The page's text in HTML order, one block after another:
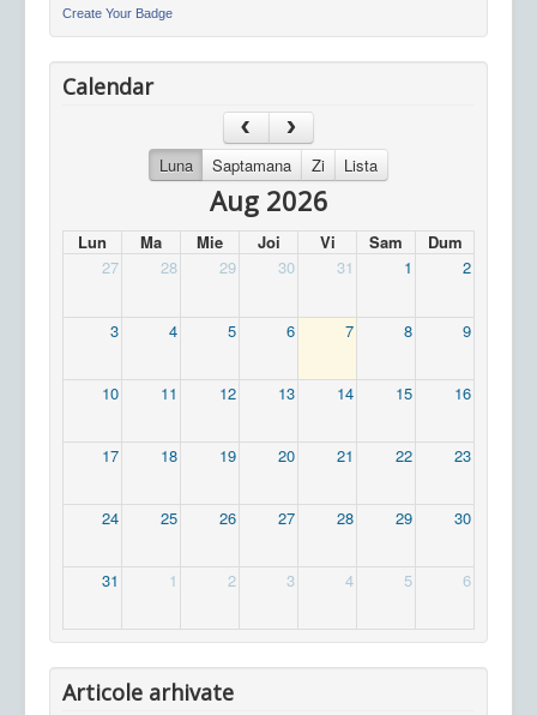
Create Your Badge
Calendar
Luna Saptamana Zi Lista
Aug 2026
Lun Ma Mie Joi Vi Sam
Dum
27
28 29 30 31 1 2
3 4 5 6 7 8 9
10 11 12 13 14 15 16
17 18 19 20 21 22 23
24 25 26 27 28 29 30
31 1 2 3 4 5 6
Articole arhivate